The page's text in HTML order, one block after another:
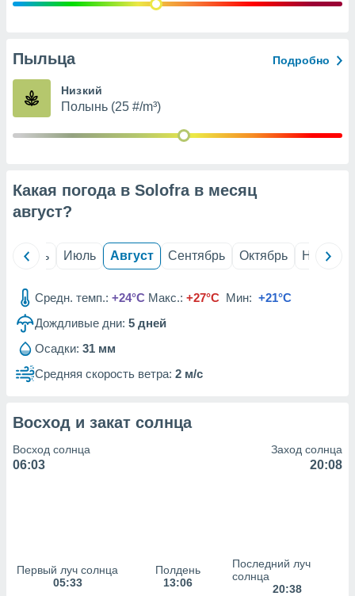
рекламы
сведения
1199
Пыльца Подробно
Низкий
Полынь (25 #/m³)
Какая погода в Solofra в месяц
август?
Июнь Июль Август Сентябрь Октябрь Ноябрь
Средн. темп.: +24°C Макс.: +27°C Мин: +21°C
Дождливые дни: 5 дней
Осадки: 31 мм
Средняя скорость ветра: 2 м/с
Восход и закат солнца
Восход солнца
06:03
Заход солнца
20:08
Первый луч солнца
05:33
Полдень
13:06
Последний луч
солнца
20:38